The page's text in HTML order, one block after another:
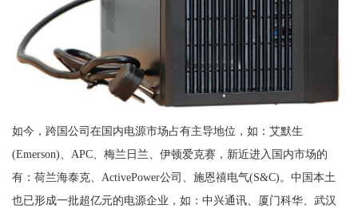
如今，跨国公司在国内电源市场占有主导地位，如：艾默生
(Emerson)、APC、梅兰日兰、伊顿爱克赛，新近进入国内市场的
有：荷兰海泰克、ActivePower公司、施恩禧电气(S&C)。中国本土
也已形成一批超亿元的电源企业，如：中兴通讯、厦门科华、武汉